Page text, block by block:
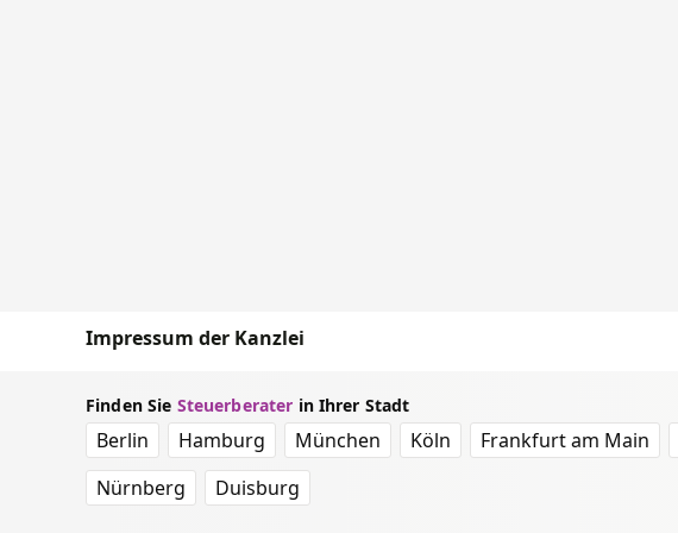
Impressum der Kanzlei
Finden Sie Steuerberater in Ihrer Stadt
Berlin Hamburg München Köln Frankfurt am Main
Nürnberg
Duisburg